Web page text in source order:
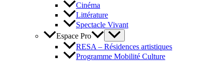
Cinéma
Littérature
Spectacle Vivant
Espace Pro
RESA – Résidences artistiques
Programme Mobilité Culture